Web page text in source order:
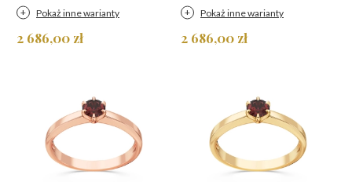
Pokaż inne warianty
2 686,00 zł
Pokaż inne warianty
2 686,00 zł